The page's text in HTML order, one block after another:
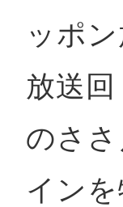
ッポ
放送
のさ
イン